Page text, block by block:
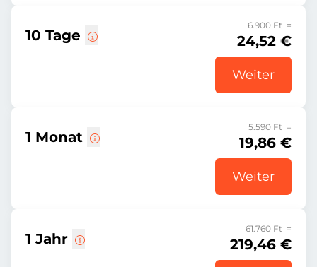
10 Tage
6.900 Ft =
24,52 €
Weiter
1 Monat
5.590 Ft =
19,86 €
Weiter
1 Jahr
61.760 Ft =
219,46 €